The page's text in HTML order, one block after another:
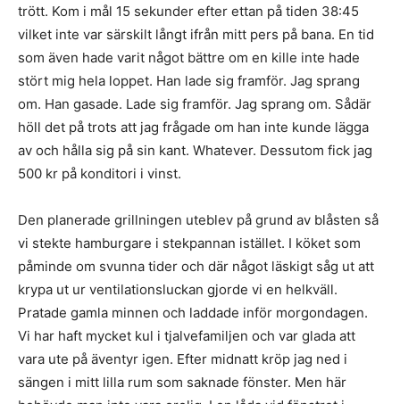
trött. Kom i mål 15 sekunder efter ettan på tiden 38:45
vilket inte var särskilt långt ifrån mitt pers på bana. En tid
som även hade varit något bättre om en kille inte hade
stört mig hela loppet. Han lade sig framför. Jag sprang
om. Han gasade. Lade sig framför. Jag sprang om. Sådär
höll det på trots att jag frågade om han inte kunde lägga
av och hålla sig på sin kant. Whatever. Dessutom fick jag
500 kr på konditori i vinst.
Den planerade grillningen uteblev på grund av blåsten så
vi stekte hamburgare i stekpannan istället. I köket som
påminde om svunna tider och där något läskigt såg ut att
krypa ut ur ventilationsluckan gjorde vi en helkväll.
Pratade gamla minnen och laddade inför morgondagen.
Vi har haft mycket kul i tjalvefamiljen och var glada att
vara ute på äventyr igen. Efter midnatt kröp jag ned i
sängen i mitt lilla rum som saknade fönster. Men här